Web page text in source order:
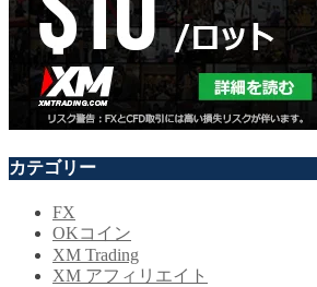
カテゴリー
FX
OKコイン
XM Trading
XM アフィリエイト